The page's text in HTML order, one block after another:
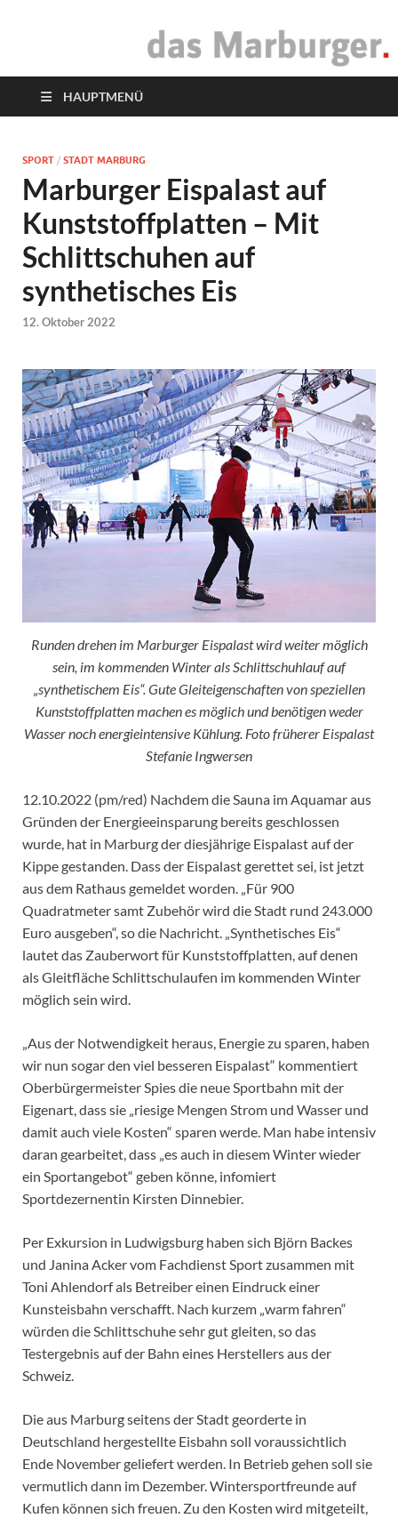
das Marburger.
HAUPTMENÜ
SPORT / STADT MARBURG
Marburger Eispalast auf
Kunststoffplatten – Mit
Schlittschuhen auf
synthetisches Eis
12. Oktober 2022
Runden drehen im Marburger Eispalast wird weiter möglich
sein, im kommenden Winter als Schlittschuhlauf auf
„synthetischem Eis“. Gute Gleiteigenschaften von speziellen
Kunststoffplatten machen es möglich und benötigen weder
Wasser noch energieintensive Kühlung. Foto früherer Eispalast
Stefanie Ingwersen
12.10.2022 (pm/red) Nachdem die Sauna im Aquamar aus
Gründen der Energieeinsparung bereits geschlossen
wurde, hat in Marburg der diesjährige Eispalast auf der
Kippe gestanden. Dass der Eispalast gerettet sei, ist jetzt
aus dem Rathaus gemeldet worden. „Für 900
Quadratmeter samt Zubehör wird die Stadt rund 243.000
Euro ausgeben“, so die Nachricht. „Synthetisches Eis“
lautet das Zauberwort für Kunststoffplatten, auf denen
als Gleitfläche Schlittschulaufen im kommenden Winter
möglich sein wird.
„Aus der Notwendigkeit heraus, Energie zu sparen, haben
wir nun sogar den viel besseren Eispalast“ kommentiert
Oberbürgermeister Spies die neue Sportbahn mit der
Eigenart, dass sie „riesige Mengen Strom und Wasser und
damit auch viele Kosten“ sparen werde. Man habe intensiv
daran gearbeitet, dass „es auch in diesem Winter wieder
ein Sportangebot“ geben könne, infomiert
Sportdezernentin Kirsten Dinnebier.
Per Exkursion in Ludwigsburg haben sich Björn Backes
und Janina Acker vom Fachdienst Sport zusammen mit
Toni Ahlendorf als Betreiber einen Eindruck einer
Kunsteisbahn verschafft. Nach kurzem „warm fahren“
würden die Schlittschuhe sehr gut gleiten, so das
Testergebnis auf der Bahn eines Herstellers aus der
Schweiz.
Die aus Marburg seitens der Stadt georderte in
Deutschland hergestellte Eisbahn soll voraussichtlich
Ende November geliefert werden. In Betrieb gehen soll sie
vermutlich dann im Dezember. Wintersportfreunde auf
Kufen können sich freuen. Zu den Kosten wird mitgeteilt,